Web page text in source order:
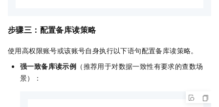
步骤三：配置备库读策略
使用高权限账号或该账号自身执行以下语句配置备库读策略。
强一致备库读示例 （推荐用于对数据一致性有要求的查数场
景）：